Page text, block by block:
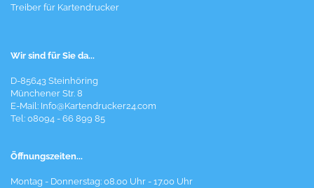
Treiber für Kartendrucker
Wir sind für Sie da...
D-85643 Steinhöring
Münchener Str. 8
E-Mail: Info@Kartendrucker24.com
Tel: 08094 - 66 899 85
Öffnungszeiten...
Montag - Donnerstag: 08.00 Uhr - 17.00 Uhr